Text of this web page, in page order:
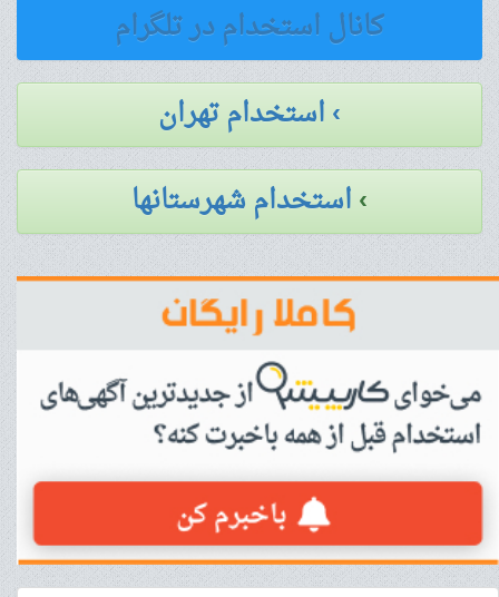
کانال استخدام در تلگرام
› استخدام تهران
›استخدام شهرستانها